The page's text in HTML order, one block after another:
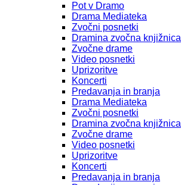
Pot v Dramo
Drama Mediateka
Zvočni posnetki
Dramina zvočna knjižnica
Zvočne drame
Video posnetki
Uprizoritve
Koncerti
Predavanja in branja
Drama Mediateka
Zvočni posnetki
Dramina zvočna knjižnica
Zvočne drame
Video posnetki
Uprizoritve
Koncerti
Predavanja in branja